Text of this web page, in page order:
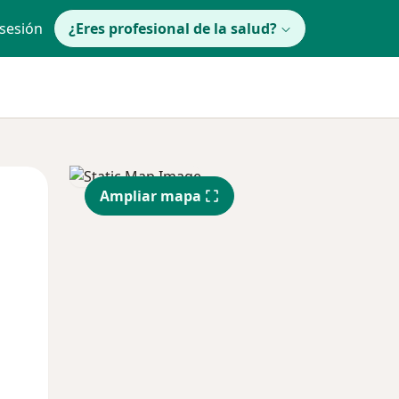
¿Eres profesional de la salud?
Mié
12 Ago
Jue
13 Ago
Ampliar mapa